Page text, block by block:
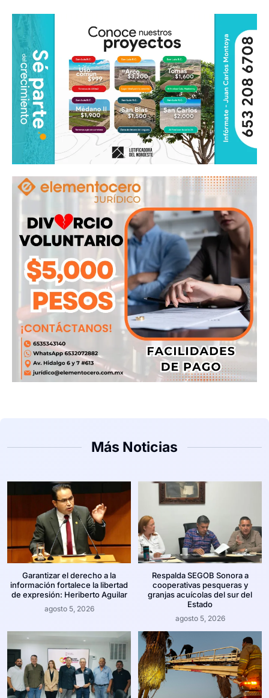
Más Noticias
Garantizar el derecho a la
información fortalece la libertad
de expresión: Heriberto Aguilar
agosto 5, 2026
Respalda SEGOB Sonora a
cooperativas pesqueras y
granjas acuícolas del sur del
Estado
agosto 5, 2026